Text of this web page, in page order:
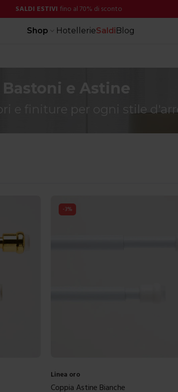
SALDI ESTIVI fino al 70% di sconto
Shop HotellerieSaldiBlog
Bastoni e Astine
e finiture per ogni stile
-3%
Linea oro
Coppia Astine Bianche